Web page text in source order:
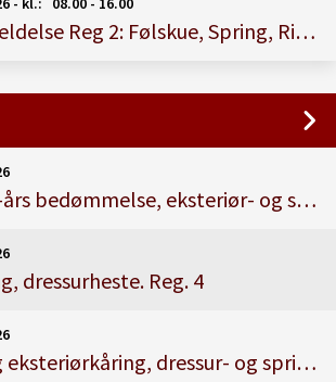
Eftetranmeldelse Reg 2: Følskue, Spring, Riders Cup 2026
Følskue, 2-års bedømmelse, eksteriør- og sadelkåring, springheste. Reg, 2
dressurheste. Reg. 4
Følskue og eksteriørkåring, dressur- og springheste. Reg. 3.